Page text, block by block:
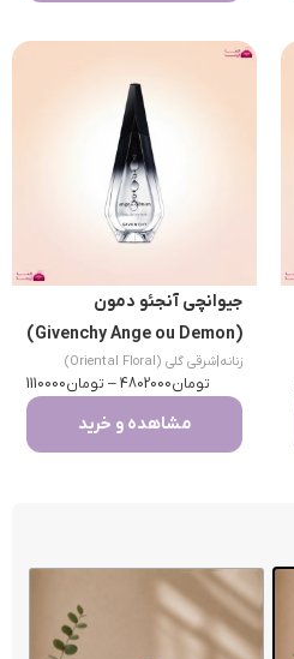
جیوانچی آنجئو دمون
(Givenchy Ange ou Demon)
زنانه|شرقی گلی (Oriental Floral)
تومان4802000
– تومان1110000
مشاهده و خرید